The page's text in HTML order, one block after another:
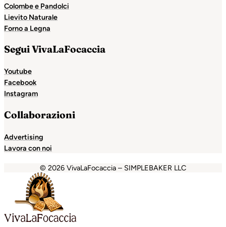
Colombe e Pandolci
Lievito Naturale
Forno a Legna
Segui VivaLaFocaccia
Youtube
Facebook
Instagram
Collaborazioni
Advertising
Lavora con noi
© 2026 VivaLaFocaccia – SIMPLEBAKER LLC
holiganbetHoliganbet